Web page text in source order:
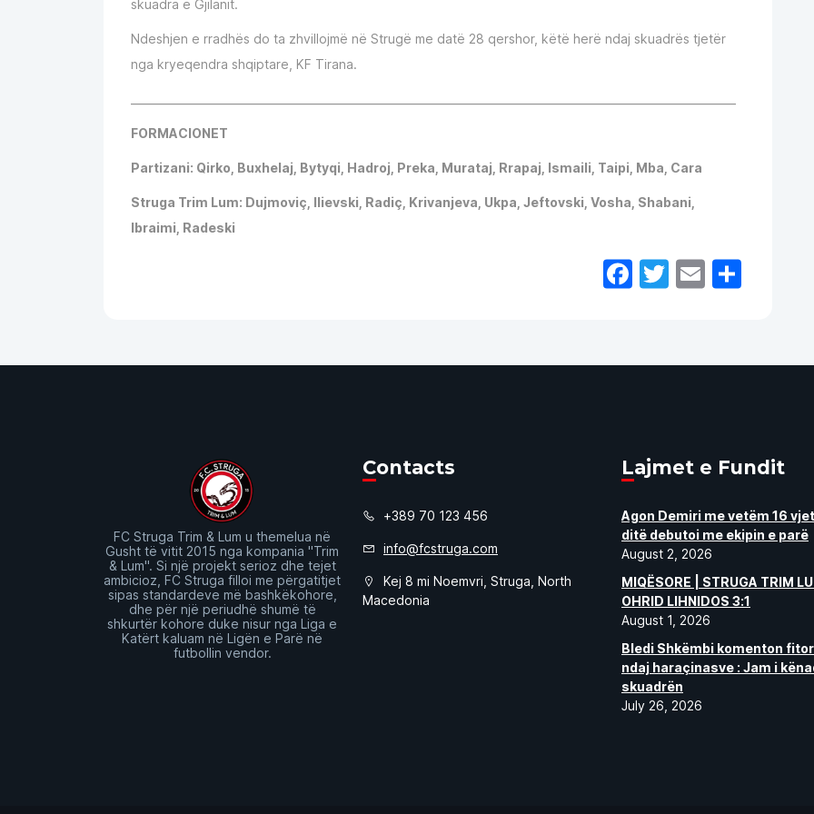
skuadra e Gjilanit.
Ndeshjen e rradhës do ta zhvillojmë në Strugë me datë 28 qershor, këtë herë ndaj skuadrës tjetër
nga kryeqendra shqiptare, KF Tirana.
FORMACIONET
Partizani: Qirko, Buxhelaj, Bytyqi, Hadroj, Preka, Murataj, Rrapaj, Ismaili, Taipi, Mba, Cara
Struga Trim Lum: Dujmoviç, Ilievski, Radiç, Krivanjeva, Ukpa, Jeftovski, Vosha, Shabani,
Ibraimi, Radeski
Facebook
Twitter
Email
FC Struga Trim & Lum u themelua në
Gusht të vitit 2015 nga kompania "Trim
& Lum". Si një projekt serioz dhe tejet
ambicioz, FC Struga filloi me përgatitjet
sipas standardeve më bashkëkohore,
dhe për një periudhë shumë të
shkurtër kohore duke nisur nga Liga e
Katërt kaluam në Ligën e Parë në
futbollin vendor.
Contacts
+389 70 123 456
info@fcstruga.com
Kej 8 mi Noemvri, Struga, North
Macedonia
Lajmet e Fundit
Agon Demiri me vetëm 16
ditë debutoi me ekipin e parë
August 2, 2026
MIQËSORE | STRUGA TRIM
OHRID LIHNIDOS 3:1
August 1, 2026
Bledi Shkëmbi komenton
ndaj haraçinasve : Jam i
skuadrën
July 26, 2026